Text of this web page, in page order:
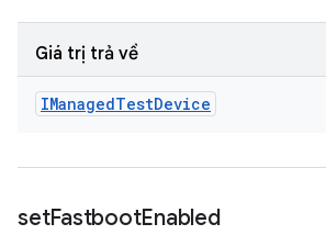
Giá trị trả về
IManagedTestDevice
setFastbootEnabled